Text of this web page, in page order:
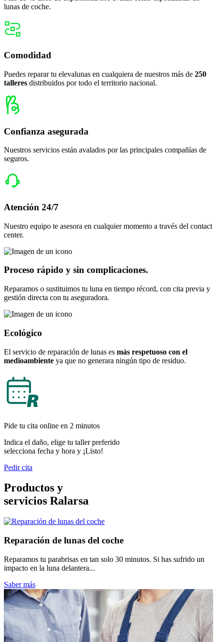
lunas de coche.
Comodidad
Puedes reparar tu elevalunas en cualquiera de nuestros más de 250
talleres distribuidos por todo el territorio nacional.
Confianza asegurada
Nuestros servicios están avalados por las principales compañías de
seguros.
Atención 24/7
Nuestro equipo te asesora en cualquier momento a través del contact
center.
Proceso rápido y sin complicaciones.
Reparamos o sustituimos tu luna en tiempo récord, con cita previa y
gestión directa con tu aseguradora.
Ecológico
El servicio de reparación de lunas es más respetuoso con el
medioambiente ya que no generara ningún tipo de residuo.
Pide tu cita online en 2 minutos
Indica el daño, elige tu taller preferido
selecciona fecha y hora y ¡Listo!
Pedir cita
Productos y
servicios Ralarsa
Reparación de lunas del coche
Reparamos tu parabrisas en tan solo 30 minutos. Si has sufrido un
impacto en la luna delantera...
Saber más